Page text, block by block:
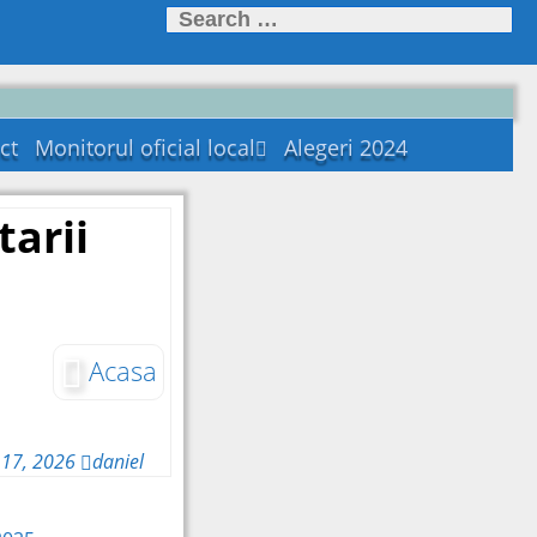
Search
Monitorul oficial local
Statutul unității
teritoriale
deliberative
Dispozițiile autorității
executive
Alegeri 2024
Acasa
2026 daniel